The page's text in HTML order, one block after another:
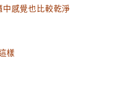
中感覺也比較乾淨
樣